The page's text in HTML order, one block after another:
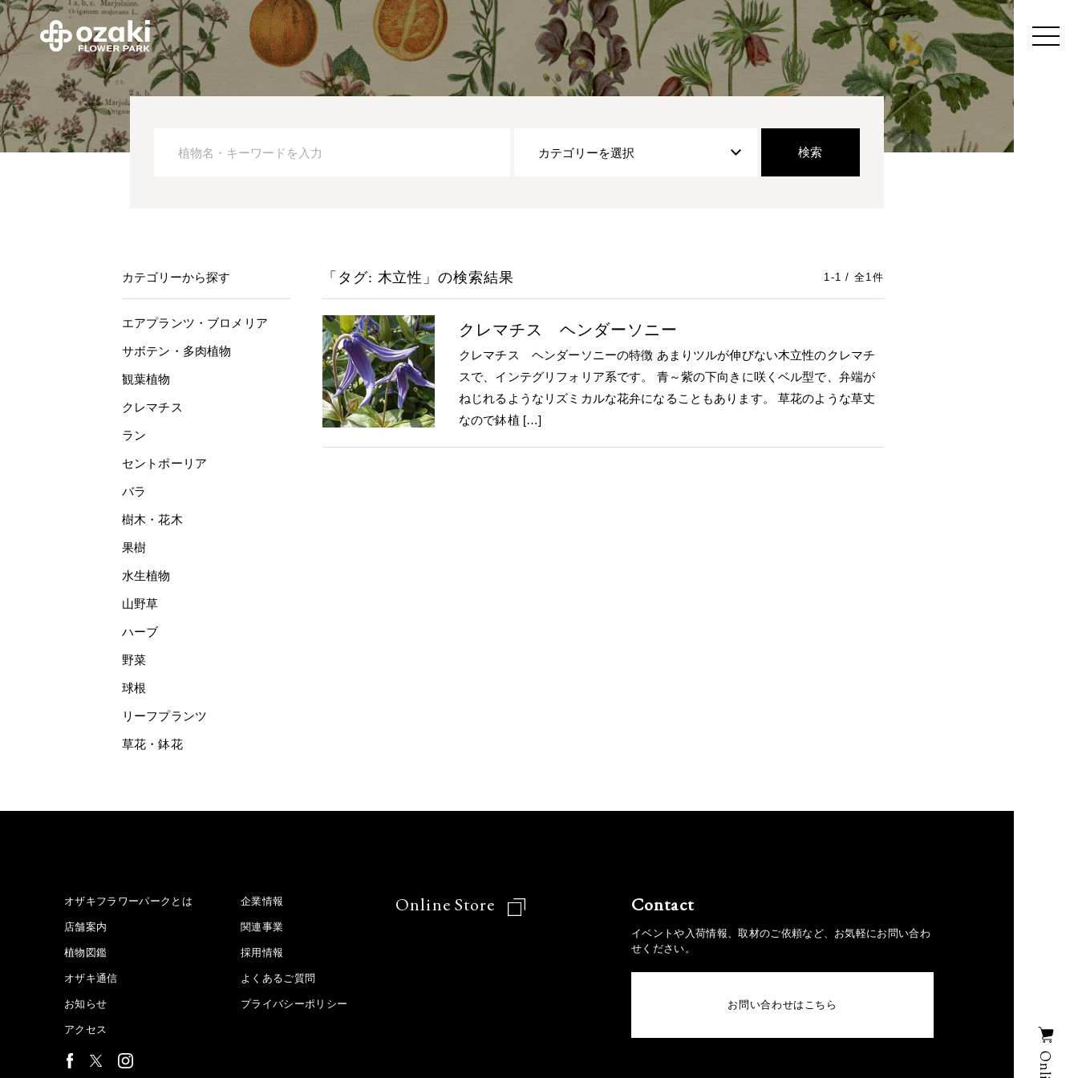
「タグ: 木立性」の検索結果 1-1 / 全1件
クレマチス ヘンダーソニー
クレマチス ヘンダーソニーの特徴 あまりツルが伸びない木立性のクレマチ
スで、インテグリフォリア系です。 青～紫の下向きに咲くベル型で、弁端が
ねじれるようなリズミカルな花弁になることもあります。 草花のような草丈
なので鉢植 […]
カテゴリーから探す
エアプランツ・ブロメリア
サボテン・多肉植物
観葉植物
クレマチス
ラン
セントポーリア
バラ
樹木・花木
果樹
水生植物
山野草
ハーブ
野菜
球根
リーフプランツ
草花・鉢花
オザキフラワーパークとは
店舗案内
植物図鑑
オザキ通信
お知らせ
アクセス
企業情報
関連事業
採用情報
よくあるご質問
プライバシーポリシー
Online Store Contact
イベントや入荷情報、取材のご依頼など、お気軽にお問い合わ
せください。
お問い合わせはこちら